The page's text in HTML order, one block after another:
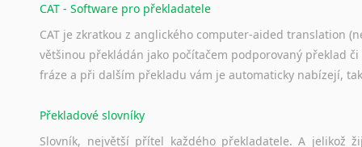
CAT - Software pro překladatele
CAT je zkratkou z anglického computer-aided translation
většinou překládán jako počítačem podporovaný překlad
fráze a při dalším překladu vám je automaticky nabízejí,
Překladové slovníky
Slovník, největší přítel každého překladatele. A jelikož